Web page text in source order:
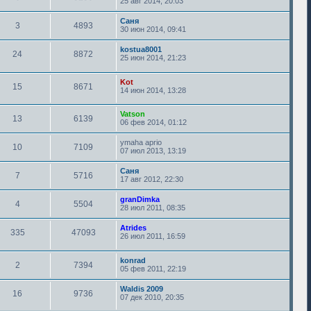
3 4893
Саня
30 июн 2014, 09:41
24 8872
kostua8001
25 июн 2014, 21:23
15 8671
Kot
14 июн 2014, 13:28
13 6139
Vatson
06 фев 2014, 01:12
10 7109
ymaha aprio
07 июл 2013, 13:19
7 5716
Саня
17 авг 2012, 22:30
4 5504
granDimka
28 июл 2011, 08:35
335 47093
Atrides
26 июл 2011, 16:59
2 7394
konrad
05 фев 2011, 22:19
16 9736
Waldis 2009
07 дек 2010, 20:35